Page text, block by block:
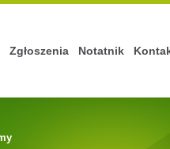
Zgłoszenia Notatnik